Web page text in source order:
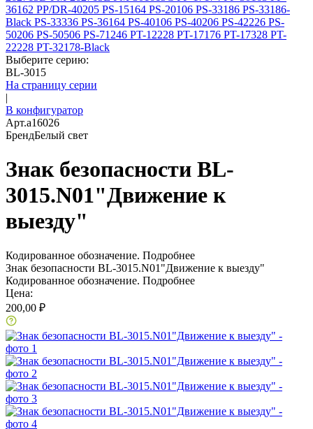
36162 PP/DR-40205 PS-15164 PS-20106 PS-33186 PS-33186-
Black PS-33336 PS-36164 PS-40106 PS-40206 PS-42226 PS-
50206 PS-50506 PS-71246 PT-12228 PT-17176 PT-17328 PT-
22228 PT-32178-Black
Выберите серию:
BL-3015
На страницу серии
|
В конфигуратор
Арт.a16026
БрендБелый свет
Знак безопасности BL-
3015.N01"Движение к
выезду"
Кодированное обозначение. Подробнее
Знак безопасности BL-3015.N01"Движение к выезду"
Кодированное обозначение. Подробнее
Цена:
200,00 ₽